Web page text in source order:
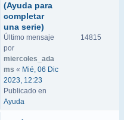
(Ayuda para
completar
una serie)
Último mensaje
por
miercoles_ada
ms « Mié, 06 Dic
2023, 12:23
Publicado en
Ayuda
14815